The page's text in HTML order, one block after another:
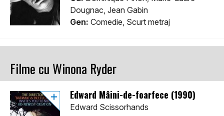
Dougnac, Jean Gabin
Gen: Comedie, Scurt metraj
Filme cu Winona Ryder
Edward Mâini-de-foarfece (1990)
Edward Scissorhands